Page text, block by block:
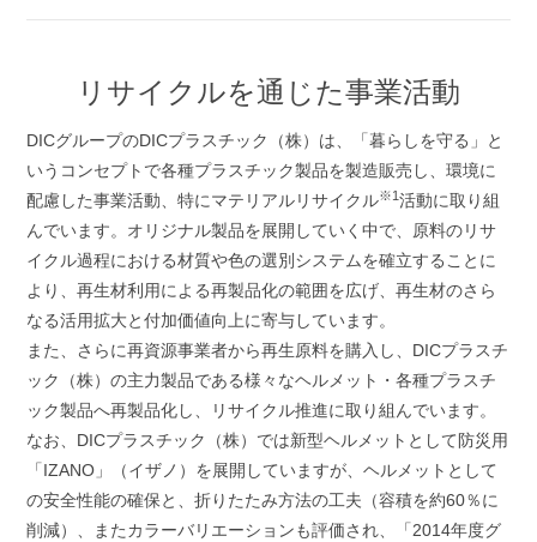
リサイクルを通じた事業活動
DICグループのDICプラスチック（株）は、「暮らしを守る」と
いうコンセプトで各種プラスチック製品を製造販売し、環境に
配慮した事業活動、特にマテリアルリサイクル※1活動に取り組
んでいます。オリジナル製品を展開していく中で、原料のリサ
イクル過程における材質や色の選別システムを確立することに
より、再生材利用による再製品化の範囲を広げ、再生材のさら
なる活用拡大と付加価値向上に寄与しています。
また、さらに再資源事業者から再生原料を購入し、DICプラスチ
ック（株）の主力製品である様々なヘルメット・各種プラスチ
ック製品へ再製品化し、リサイクル推進に取り組んでいます。
なお、DICプラスチック（株）では新型ヘルメットとして防災用
「IZANO」（イザノ）を展開していますが、ヘルメットとして
の安全性能の確保と、折りたたみ方法の工夫（容積を約60％に
削減）、またカラーバリエーションも評価され、「2014年度グ